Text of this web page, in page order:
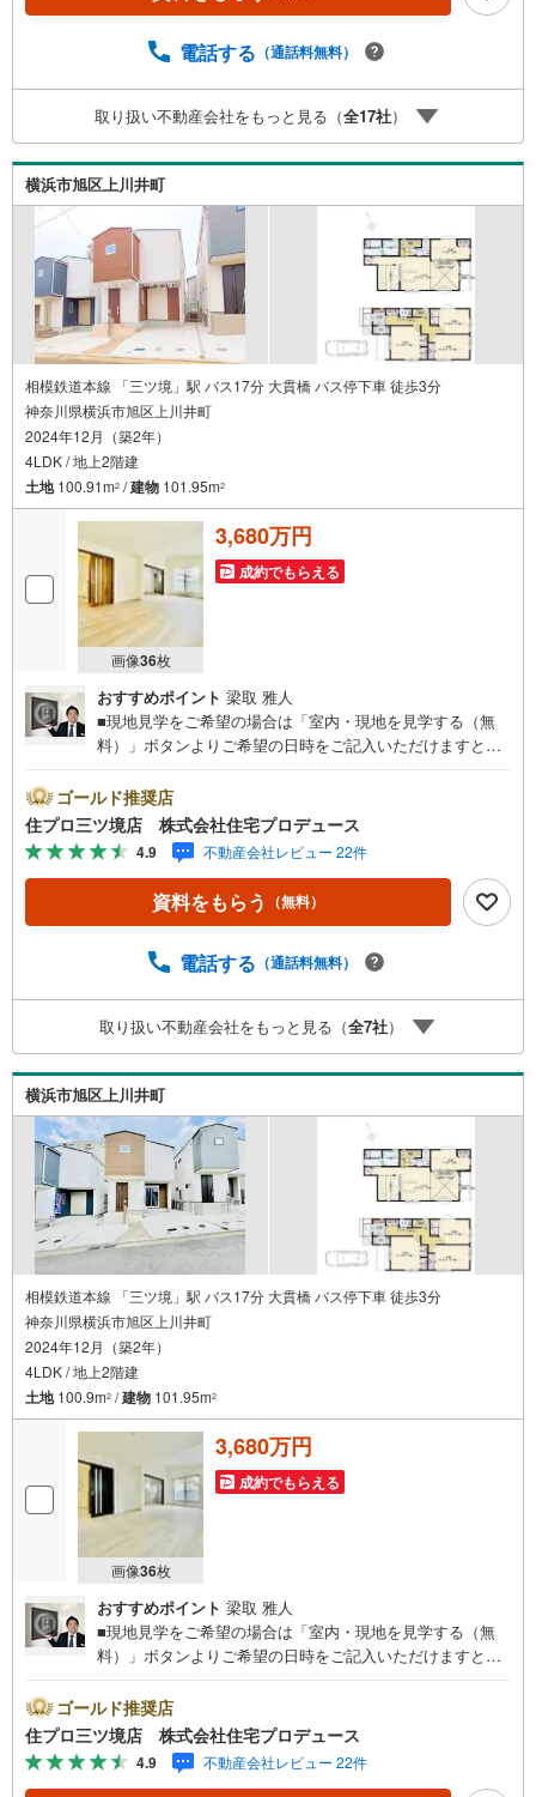
加入できる無料の生命保険】【13年間もらえる、国からの
後から始まる【住宅ローン返済】65歳以上から必要になる
【老後の費用負担】住宅探しの【このタイミング】で不安
な部分を明確にしていきませんか？？ --------------
電話する （通話料無料）
取り扱い不動産会社をもっと見る（全17社）
横浜市旭区上川井町
相模鉄道本線 「三ツ境」駅 バス17分 大貫橋 バス停下車 徒歩3分
神奈川県横浜市旭区上川井町
2024年12月（築2年）
4LDK / 地上2階建
土地100.91m2 /建物 101.95m2
画像36枚
3,680万円
成約でもらえる
おすすめポイント 梁取 雅人
■現地見学をご希望の場合は「室内・現地を見学する（無
料）」ボタンよりご希望の日時をご記入いただけますとス
泉区・戸塚区・保土ケ谷区・大和市の不動産売買専門会社
です！ 最新物件情報や当社限定の物件情報も多数ご用意！
お気軽にお問合せ下さい!! -------------- 弊社独自の住宅ローン
提案システム 弊社ではファイナンシャル専門スタッフによ
る【丁寧な資金アドバイス】【ファイナンシャルプラン提
案書の作成】を随時行っております。意外に知らないお客
加入できる無料の生命保険】【13年間もらえる、国からの
後から始まる【住宅ローン返済】65歳以上から必要になる
【老後の費用負担】住宅探しの【このタイミング】で不安
な部分を明確にしていきませんか？？ --------------
ゴールド推奨店
住プロ三ツ境店 株式会社住宅プロデュース
4.9 不動産会社レビュー 22件
資料をもらう （無料）
電話する （通話料無料）
取り扱い不動産会社をもっと見る（全7社）
横浜市旭区上川井町
相模鉄道本線 「三ツ境」駅 バス17分 大貫橋 バス停下車 徒歩3分
神奈川県横浜市旭区上川井町
2024年12月（築2年）
4LDK / 地上2階建
土地100.9m2 /建物 101.95m2
画像36枚
3,680万円
成約でもらえる
おすすめポイント 梁取 雅人
■現地見学をご希望の場合は「室内・現地を見学する（無
料）」ボタンよりご希望の日時をご記入いただけますとス
泉区・戸塚区・保土ケ谷区・大和市の不動産売買専門会社
です！ 最新物件情報や当社限定の物件情報も多数ご用意！
お気軽にお問合せ下さい!! -------------- 弊社独自の住宅ローン
提案システム 弊社ではファイナンシャル専門スタッフによ
ゴールド推奨店
住プロ三ツ境店 株式会社住宅プロデュース
4.9 不動産会社レビュー 22件